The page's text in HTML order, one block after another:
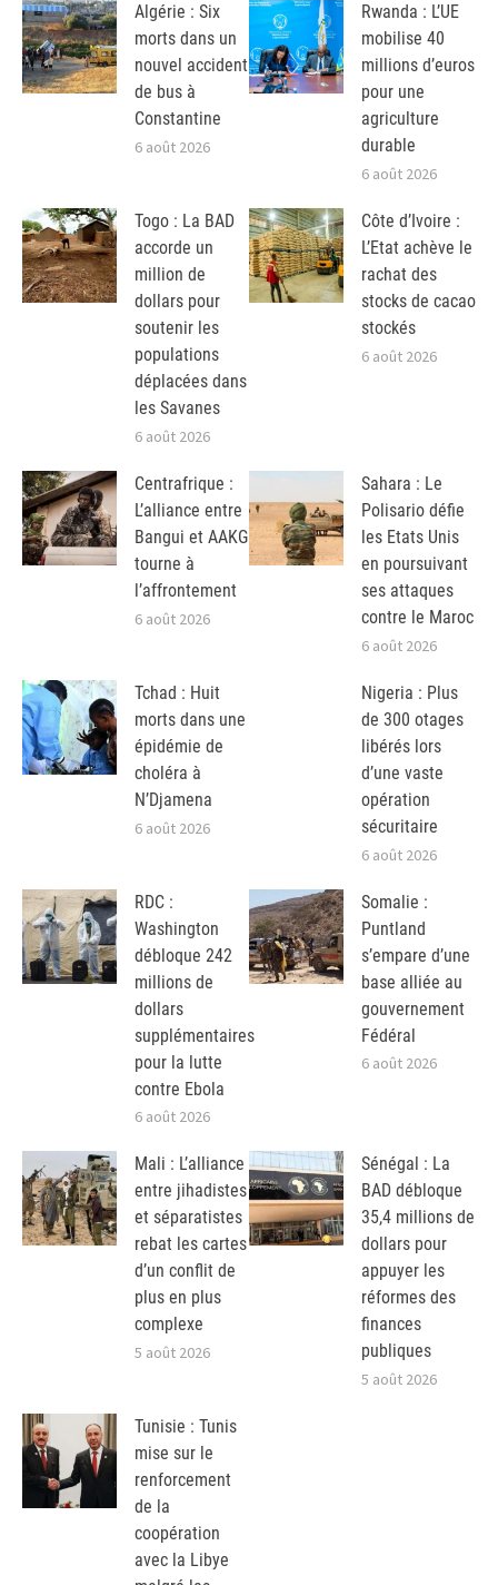
Algérie : Six
morts dans un
nouvel accident
de bus à
Constantine
6 août 2026
Rwanda : L’UE
mobilise 40
millions d’euros
pour une
agriculture
durable
6 août 2026
Togo : La BAD
accorde un
million de
dollars pour
soutenir les
populations
déplacées dans
les Savanes
6 août 2026
Côte d’Ivoire :
L’Etat achève le
rachat des
stocks de cacao
stockés
6 août 2026
Centrafrique :
L’alliance entre
Bangui et AAKG
tourne à
l’affrontement
6 août 2026
Sahara : Le
Polisario défie
les Etats Unis
en poursuivant
ses attaques
contre le Maroc
6 août 2026
Tchad : Huit
morts dans une
épidémie de
choléra à
N’Djamena
6 août 2026
Nigeria : Plus
de 300 otages
libérés lors
d’une vaste
opération
sécuritaire
6 août 2026
RDC :
Washington
débloque 242
millions de
dollars
supplémentaires
pour la lutte
contre Ebola
6 août 2026
Somalie :
Puntland
s’empare d’une
base alliée au
gouvernement
Fédéral
6 août 2026
Mali : L’alliance
entre jihadistes
et séparatistes
rebat les cartes
d’un conflit de
plus en plus
complexe
5 août 2026
Sénégal : La
BAD débloque
35,4 millions de
dollars pour
appuyer les
réformes des
finances
publiques
5 août 2026
Tunisie : Tunis
mise sur le
renforcement
de la
coopération
avec la Libye